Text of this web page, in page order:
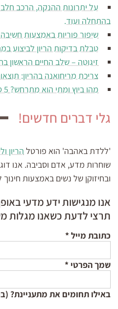
על יתרונות ההנקה, הרכב
בהתחלה ועוד.
שיפור פוריות באמצעות
טבלת בדיקות הריון לביצוע
זיגוטה – שלב החיים הראשון
צריכת מריחואנה בהריון:
מהו ביוץ ומתי הוא מתרחש? 5 סימנים ברורים לזיהוי ביוץ.
גלי דברים חדשים!
'ללדת באהבה' הוא פורטל הריון
שוחרות מדע, אדם וסביבה. אנו
ובחיזוקן של נשים באמצעות
אנו מנגישות ידע מדעי
תרצי לדעת כשאנו מגלות
כתובת מייל*
שמך הפרטי *
באילו תחומים את מתעניינת?